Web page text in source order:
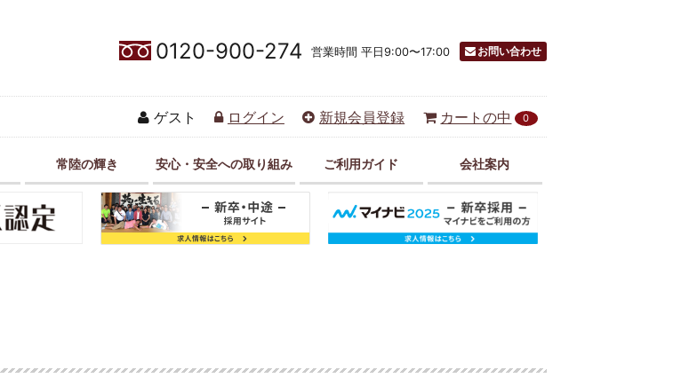
0120-900-274 営業時間 平日9:00〜17:00 お問い合わせ
ゲスト ログイン 新規会員登録 カートの中 0
常陸の輝き 安心・安全への取り組み ご利用ガイド 会社案内